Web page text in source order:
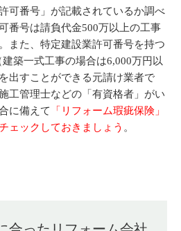
可番号」が記載されているか調べ
番号は請負代金500万以上の工事
また、特定建設業許可番号を持つ
築一式工事の場合は6,000万円以
出すことができる元請け業者で
工管理士などの「有資格者」がい
に備えて
「リフォーム瑕疵保険」
ェックしておきましょう 。